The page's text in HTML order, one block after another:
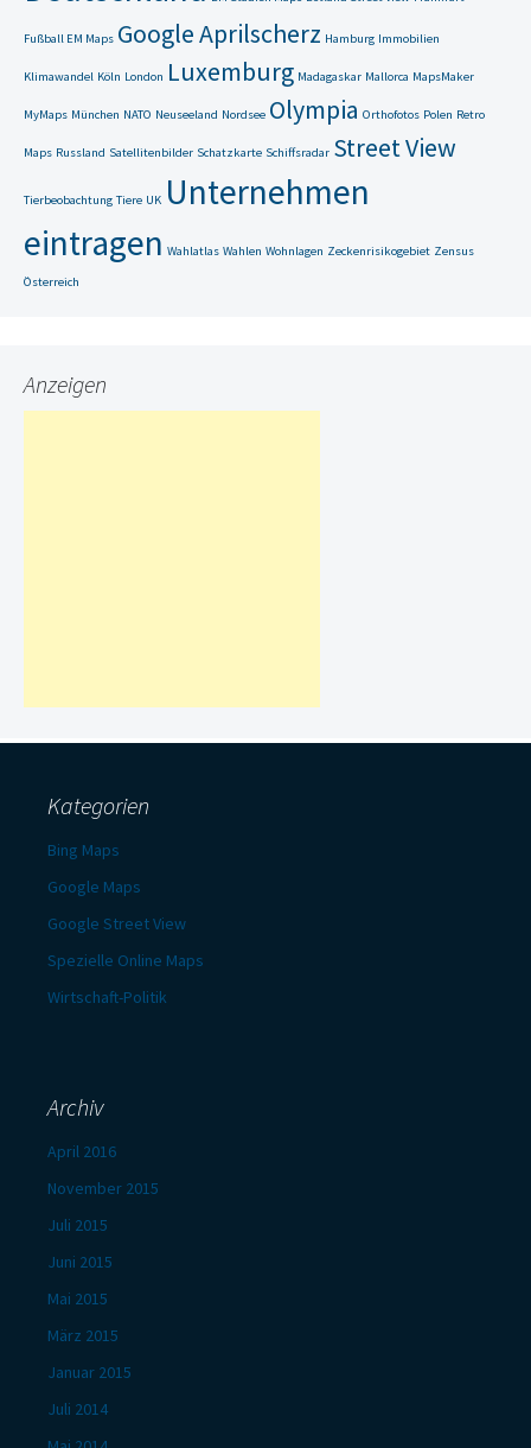
Fußball EM Maps Google Aprilscherz Hamburg Immobilien
Klimawandel Köln London Luxemburg Madagaskar Mallorca MapsMaker
MyMaps München NATO Neuseeland Nordsee Olympia Orthofotos Polen Retro
Maps Russland Satellitenbilder Schatzkarte Schiffsradar Street View
Tierbeobachtung Tiere UK Unternehmen
eintragen Wahlatlas Wahlen Wohnlagen Zeckenrisikogebiet Zensus
Österreich
Anzeigen
Kategorien
Bing Maps
Google Maps
Google Street View
Spezielle Online Maps
Wirtschaft-Politik
Archiv
April 2016
November 2015
Juli 2015
Juni 2015
Mai 2015
März 2015
Januar 2015
Juli 2014